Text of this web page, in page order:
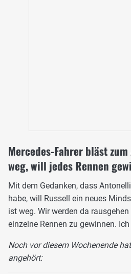
Mercedes-Fahrer bläst
weg, will jedes Rennen
Mit dem Gedanken, dass
habe, will Russell ein neues
ist weg. Wir werden da
einzelne Rennen zu gewinnen.
Noch vor diesem Wochenende
angehört: